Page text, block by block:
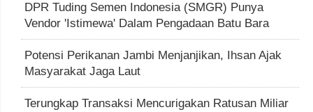
DPR Tuding Semen Indonesia (SMGR) Punya
Vendor 'Istimewa' Dalam Pengadaan Batu Bara
Potensi Perikanan Jambi Menjanjikan, Ihsan Ajak
Masyarakat Jaga Laut
Terungkap Transaksi Mencurigakan Ratusan Miliar